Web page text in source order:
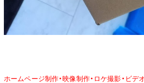
ホームページ制作・映像制作・ロケ撮影・ビデ